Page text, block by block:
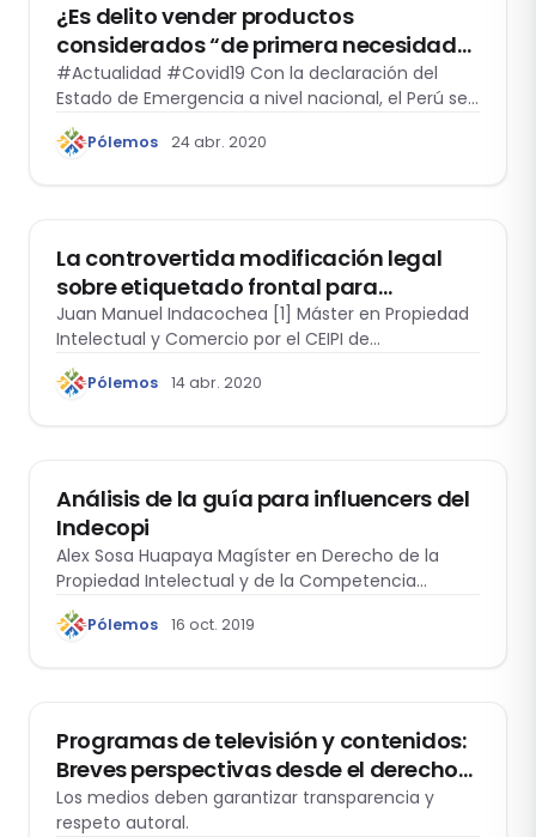
¿Es delito vender productos
considerados “de primera necesidad”
a un precio desmesurado?: A propósito
del Estado de Emergencia por el
COVID-19
#Actualidad #Covid19 Con la declaración del
Estado de Emergencia a nivel nacional, el Perú se
ha visto envuelto en una situación de
incertidumbre. En este sentido, uno de los
Pólemos 24 abr. 2020
La controvertida modificación legal
sobre etiquetado frontal para
alimentos y bebidas no alcohólicas en
México
Juan Manuel Indacochea [1] Máster en Propiedad
Intelectual y Comercio por el CEIPI de…
Pólemos 14 abr. 2020
Análisis de la guía para influencers del
Indecopi
Alex Sosa Huapaya Magíster en Derecho de la
Propiedad Intelectual y de la Competencia…
Pólemos 16 oct. 2019
Programas de televisión y contenidos:
Breves perspectivas desde el derecho
de autor y la competencia desleal
Los medios deben garantizar transparencia y
respeto autoral.